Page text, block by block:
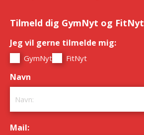
Tilmeld dig GymNyt og FitNyt
Jeg vil gerne tilmelde mig:
GymNyt FitNyt
Navn
Mail: